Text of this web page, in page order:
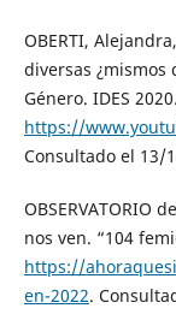
OBERTI,
diversas ¿mismos
Género. IDES
https://
Consultado el 13/
OBSERVATORIO
nos ven. “104
https://
en-2022.